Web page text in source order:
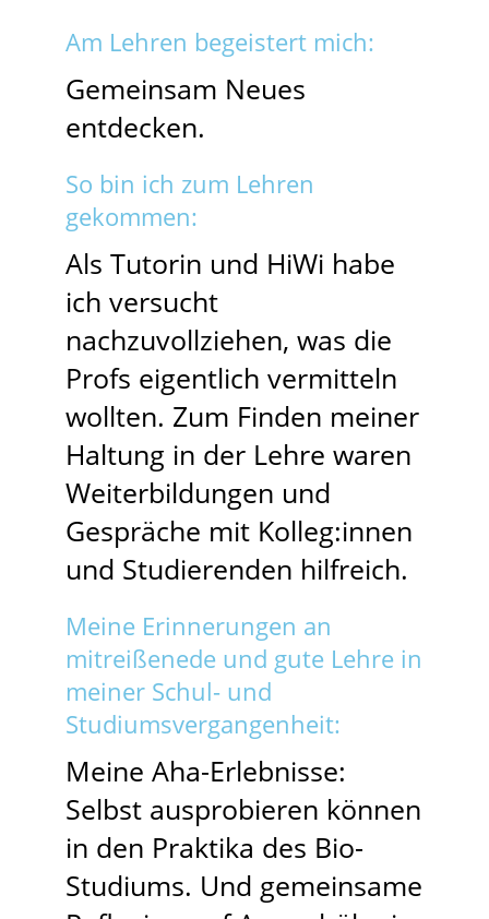
Am Lehren begeistert mich:
Gemeinsam Neues
entdecken.
So bin ich zum Lehren
gekommen:
Als Tutorin und HiWi habe
ich versucht
nachzuvollziehen, was die
Profs eigentlich vermitteln
wollten. Zum Finden meiner
Haltung in der Lehre waren
Weiterbildungen und
Gespräche mit Kolleg:innen
und Studierenden hilfreich.
Meine Erinnerungen an
mitreißenede und gute Lehre in
meiner Schul- und
Studiumsvergangenheit:
Meine Aha-Erlebnisse:
Selbst ausprobieren können
in den Praktika des Bio-
Studiums. Und gemeinsame